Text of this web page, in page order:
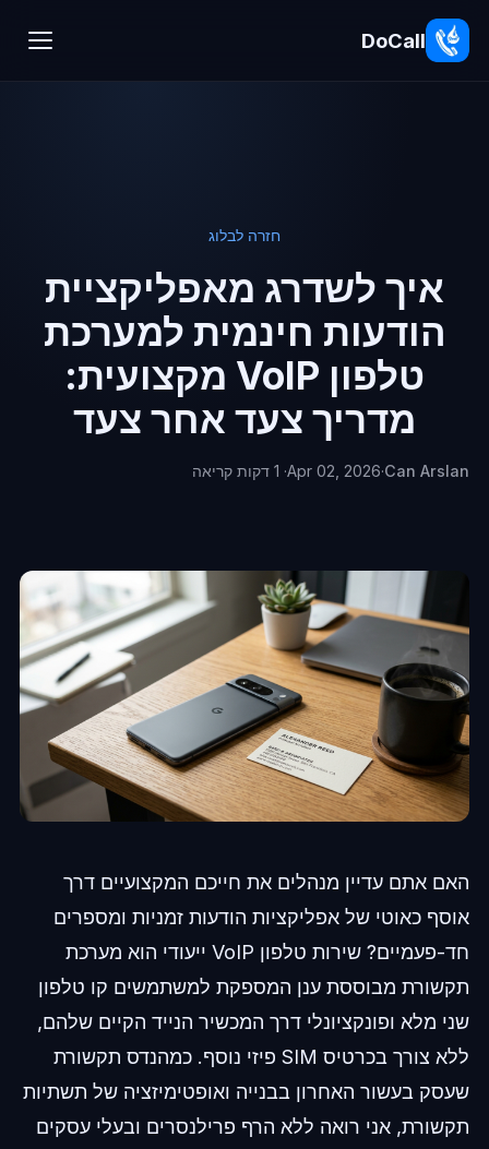
DoCall
חזרה לבלוג
איך לשדרג מאפליקציית
הודעות חינמית למערכת
טלפון VoIP מקצועית:
מדריך צעד אחר צעד
Can Arslan
·
Apr 02, 2026· 1 דקות קריאה
האם אתם עדיין מנהלים את חייכם המקצועיים דרך
אוסף כאוטי של אפליקציות הודעות זמניות ומספרים
חד-פעמיים? שירות טלפון VoIP ייעודי הוא מערכת
תקשורת מבוססת ענן המספקת למשתמשים קו טלפון
שני מלא ופונקציונלי דרך המכשיר הנייד הקיים שלהם,
ללא צורך בכרטיס SIM פיזי נוסף. כמהנדס תקשורת
שעסק בעשור האחרון בבנייה ואופטימיזציה של תשתיות
תקשורת, אני רואה ללא הרף פרילנסרים ובעלי עסקים